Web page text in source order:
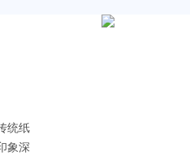
统纸
象深